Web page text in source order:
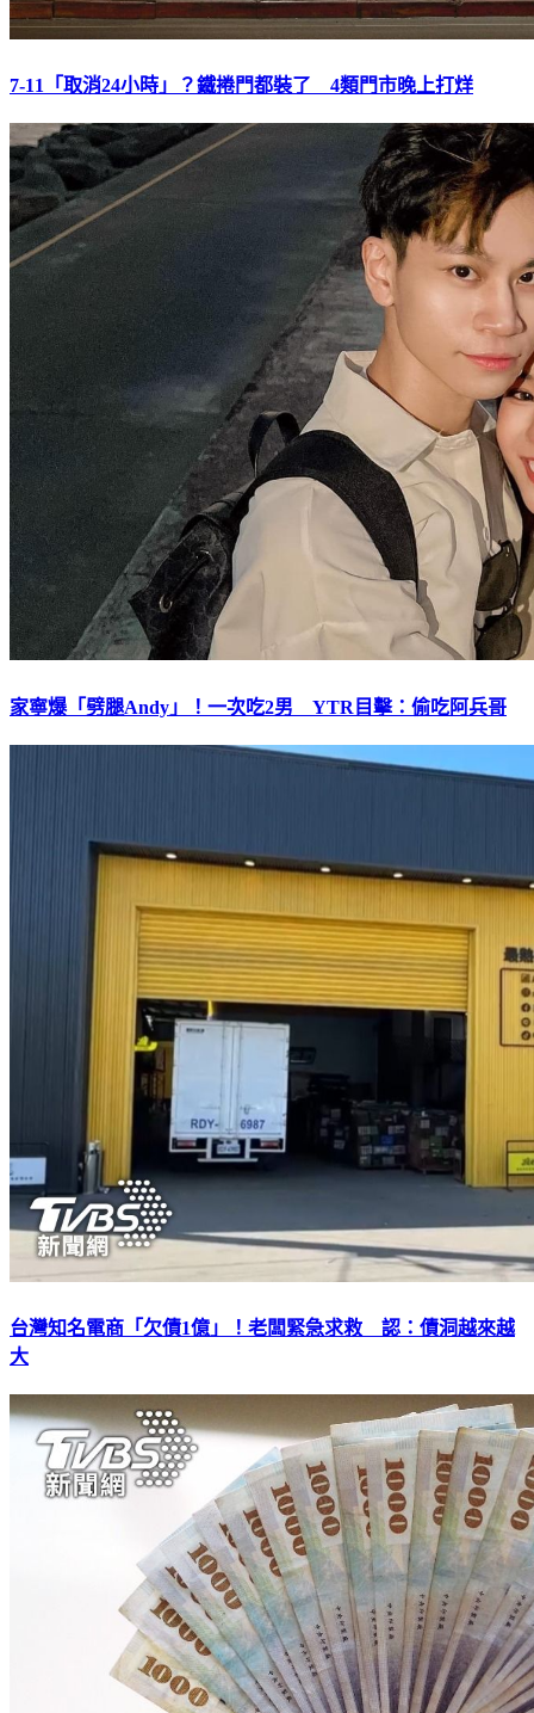
7-11「取消24小時」？鐵捲門都裝了 4類門市晚上打烊
家寧爆「劈腿Andy」！一次吃2男 YTR目擊：偷吃阿兵哥
台灣知名電商「欠債1億」！老闆緊急求救 認：債洞越來越
大